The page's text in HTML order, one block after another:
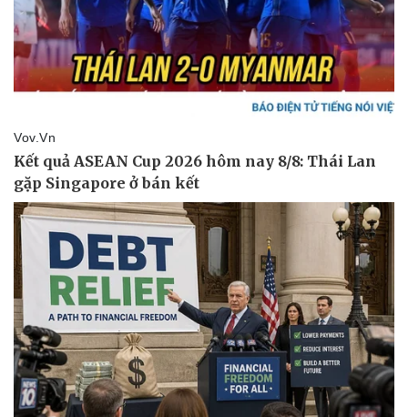
Pháp luật
Vụ án
Tin nóng
Tư vấn luật
Quân sự - Quốc phòng
Vũ khí
Việt Nam
Phân tích